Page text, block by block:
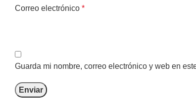
Correo electrónico *
Guarda mi nombre, correo electrónico y web en